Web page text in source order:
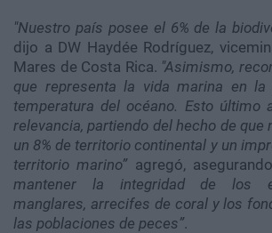
"Nuestro país posee el 6% de la
dijo a DW Haydée Rodríguez,
Mares de Costa Rica. "Asimismo,
que representa la vida marina en la
temperatura del océano. Esto último
relevancia, partiendo del hecho de que
un 8% de territorio continental y un
territorio marino” agregó,
mantener la integridad de los
manglares, arrecifes de coral y los
las poblaciones de peces”.